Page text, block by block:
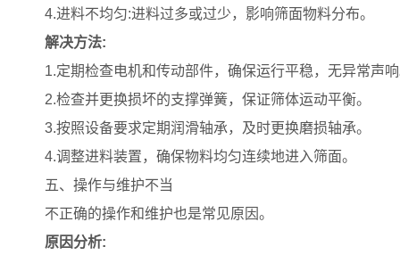
4.进料不均匀:进料过多或过少，影响筛面物料分布。
解决方法:
1.定期检查电机和传动部件，确保运行平稳，无异常声响
2.检查并更换损坏的支撑弹簧，保证筛体运动平衡。
3.按照设备要求定期润滑轴承，及时更换磨损轴承。
4.调整进料装置，确保物料均匀连续地进入筛面。
五、操作与维护不当
不正确的操作和维护也是常见原因。
原因分析: